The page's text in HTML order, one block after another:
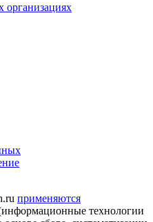
организациях
применяются
технологии